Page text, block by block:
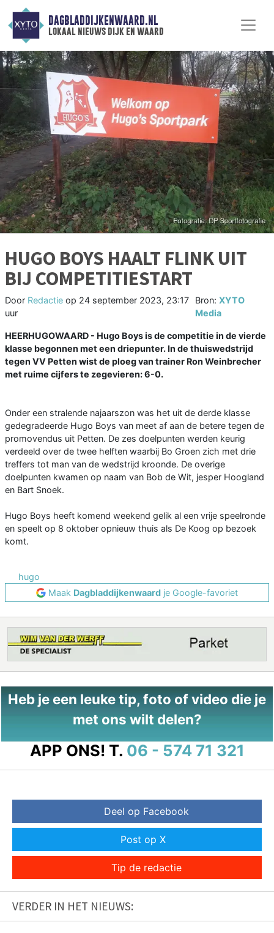
DAGBLADDIJKENWAARD.NL
lokaal nieuws dijk en waard
HUGO BOYS HAALT FLINK UIT
BIJ COMPETITIESTART
Door Redactie op 24 september 2023, 23:17
uur
Bron: XYTO
Media
HEERHUGOWAARD - Hugo Boys is de competitie in de vierde
klasse begonnen met een driepunter. In de thuiswedstrijd
tegen VV Petten wist de ploeg van trainer Ron Weinbrecher
met ruime cijfers te zegevieren: 6-0.
Onder een stralende najaarszon was het uit de derde klasse
gedegradeerde Hugo Boys van meet af aan de betere tegen de
promovendus uit Petten. De zes doelpunten werden keurig
verdeeld over de twee helften waarbij Bo Groen zich met drie
treffers tot man van de wedstrijd kroonde. De overige
doelpunten kwamen op naam van Bob de Wit, jesper Hoogland
en Bart Snoek.
Hugo Boys heeft komend weekend gelik al een vrije speelronde
en speelt op 8 oktober opnieuw thuis als De Koog op bezoek
komt.
hugo
Maak Dagbladdijkenwaard je Google-favoriet
Heb je een leuke tip, foto of video die je
met ons wilt delen?
APP ONS! T. 06 - 574 71 321
Deel op Facebook
Post op X
Tip de redactie
VERDER IN HET NIEUWS: